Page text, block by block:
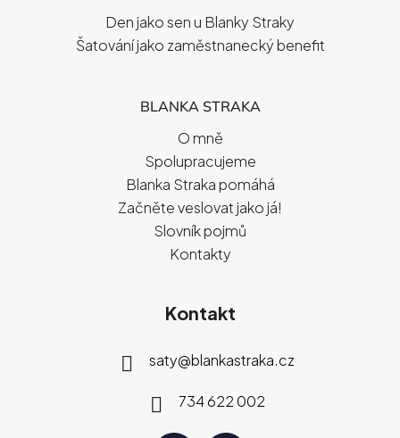
Den jako sen u Blanky Straky
Šatování jako zaměstnanecký benefit
BLANKA STRAKA
O mně
Spolupracujeme
Blanka Straka pomáhá
Začněte veslovat jako já!
Slovník pojmů
Kontakty
Kontakt
saty@blankastraka.cz
734 622 002